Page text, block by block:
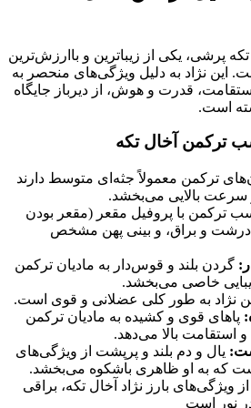
پرشی، یکی از زیباترین و باارزش‌ترین
این نژاد به دلیل ویژگی‌های منحصر به
قدرت و هوش، از دیرباز جایگاه
است.
ترکمن آخال تکه
ترکمن معمولاً جثه‌ای متوسط دارند
سرعت بالایی می‌بخشد.
ترکمن با پروفیل مقعر (مقعر بودن
و براق، و بینی پهن مشخص
گردن بلند و قوس‌دار به مادیان ترکمن
خاصی می‌بخشد.
نژاد به طور کلی عضلانی و قوی است.
پاهای قوی و کشیده به مادیان ترکمن
و استقامت بالا می‌دهد.
یال و دم بلند و پرپشت از ویژگی‌های
که به او ظاهری باشکوه می‌بخشد.
ویژگی‌های بارز نژاد آخال تکه، براقی
نور است